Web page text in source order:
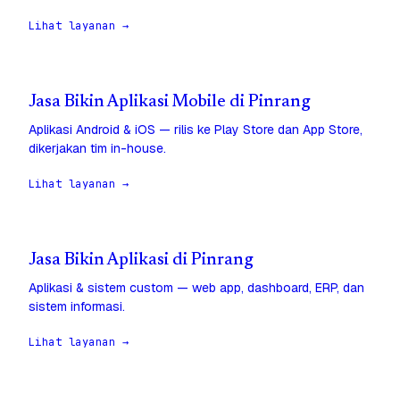
Lihat layanan →
Jasa Bikin Aplikasi Mobile di Pinrang
Aplikasi Android & iOS — rilis ke Play Store dan App Store,
dikerjakan tim in-house.
Lihat layanan →
Jasa Bikin Aplikasi di Pinrang
Aplikasi & sistem custom — web app, dashboard, ERP, dan
sistem informasi.
Lihat layanan →